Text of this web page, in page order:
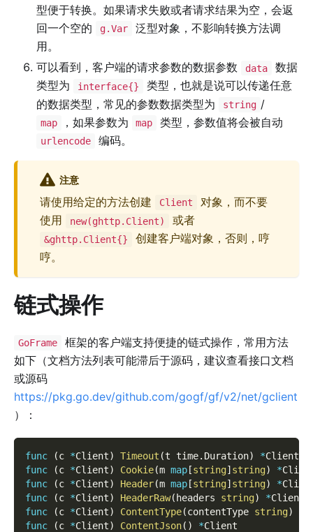
型便于转换。如果请求失败或者请求结果为空，会返
回一个空的
g.Var
泛型对象，不影响转换方法调
用。
可以看到，客户端的请求参数的数据参数
data
数据
类型为
interface{}
类型，也就是说可以传递任意
的数据类型，常见的参数数据类型为
string /
map ，如果参数为 map 类型，参数值将会被自动
urlencode 编码。
注意
请使用给定的方法创建 Client
对象，而不要
使用
new(ghttp.Client) 或者
&ghttp.Client{}
创建客户端对象，否则，哼
哼。
链式操作
GoFrame
框架的客户端支持便捷的链式操作，常用方法
如下（文档方法列表可能滞后于源码，建议查看接口文档
或源码
https://pkg.go.dev/github.com/gogf/gf/v2/net/gclient
）：
func (c *Client) Timeout (t time. Duration) *Client
func
(c *Client) Cookie(m map [string] string) *
func
(c *Client) Header(m map [string] string) *
func
(c *Client) HeaderRaw( headers string) *Client
func
(c *Client) ContentType(contentType string)
func
(c *Client) ContentJson( ) *Client